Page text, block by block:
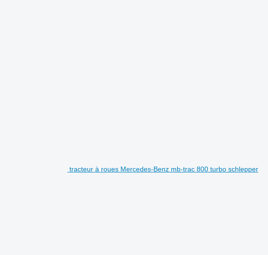
tracteur à roues Mercedes-Benz mb-trac 800 turbo schlepper